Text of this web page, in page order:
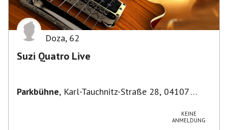
Doza, 62
Suzi Quatro Live
Parkbühne, Karl-Tauchnitz-Straße 28, 04107
KEINE
ANMELDUNG